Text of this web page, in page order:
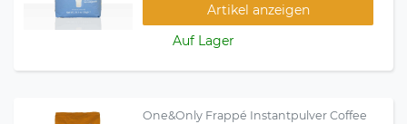
Artikel anzeigen
Auf Lager
One&Only Frappé Instantpulver Coffee